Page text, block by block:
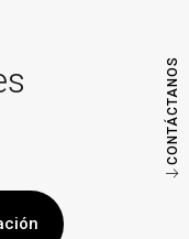
CONTÁCTANOS